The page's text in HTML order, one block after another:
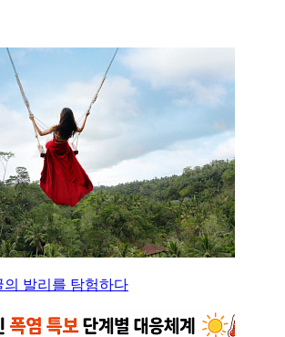
의 발리를 탐험하다